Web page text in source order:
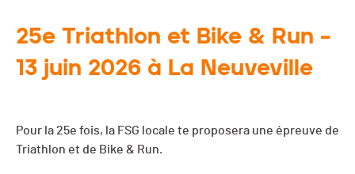
25e Triathlon et Bike & Run –
13 juin 2026 à La Neuveville
Pour la 25e fois, la FSG locale te proposera une épreuve de
Triathlon et de Bike & Run.